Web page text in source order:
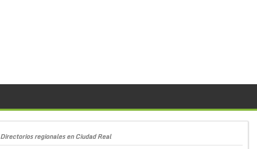
Directorios regionales en Ciudad Real